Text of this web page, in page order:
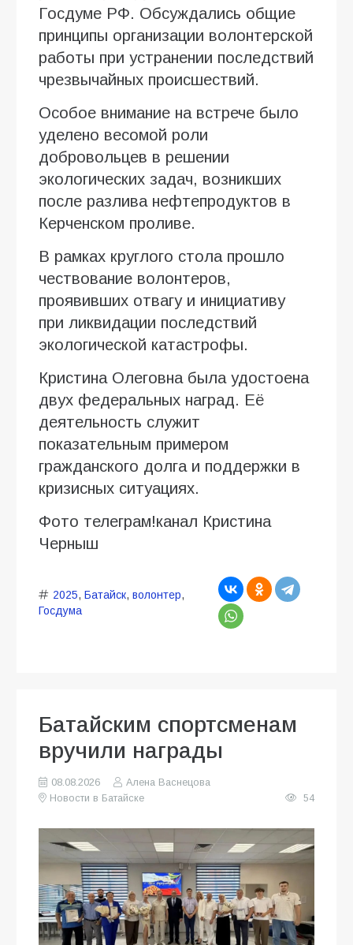
Госдуме РФ. Обсуждались общие
принципы организации волонтерской
работы при устранении последствий
чрезвычайных происшествий.
Особое внимание на встрече было
уделено весомой роли
добровольцев в решении
экологических задач, возникших
после разлива нефтепродуктов в
Керченском проливе.
В рамках круглого стола прошло
чествование волонтеров,
проявивших отвагу и инициативу
при ликвидации последствий
экологической катастрофы.
Кристина Олеговна была удостоена
двух федеральных наград. Её
деятельность служит
показательным примером
гражданского долга и поддержки в
кризисных ситуациях.
Фото телеграм!канал Кристина
Черныш
2025, Батайск, волонтер,
Госдума
Батайским спортсменам
вручили награды
08.08.2026
Алена Васнецова
Новости в Батайске
54